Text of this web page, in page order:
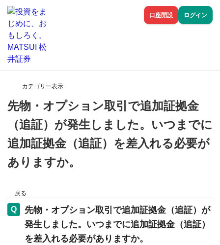
口座開設 ログイン
カテゴリー表示
先物・オプション取引で追加証拠金
（追証）が発生しました。いつまでに
追加証拠金（追証）を差入れる必要が
ありますか。
戻る
先物・オプション取引で追加証拠金（追証）が
発生しました。いつまでに追加証拠金（追証）
を差入れる必要がありますか。